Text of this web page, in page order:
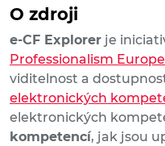
O zdroji
e-CF Explorer je
Professionalism Europe
viditelnost a
elektronických
elektronických
kompetencí, jak jsou